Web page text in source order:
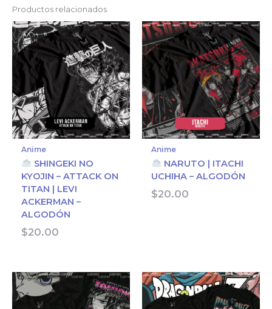
cantidad
Productos relacionados
Anime
SHINGEKI NO
KYOJIN – ATTACK ON
TITAN | LEVI
ACKERMAN –
ALGODÓN
$20.00
Anime
NARUTO | ITACHI
UCHIHA – ALGODÓN
$20.00